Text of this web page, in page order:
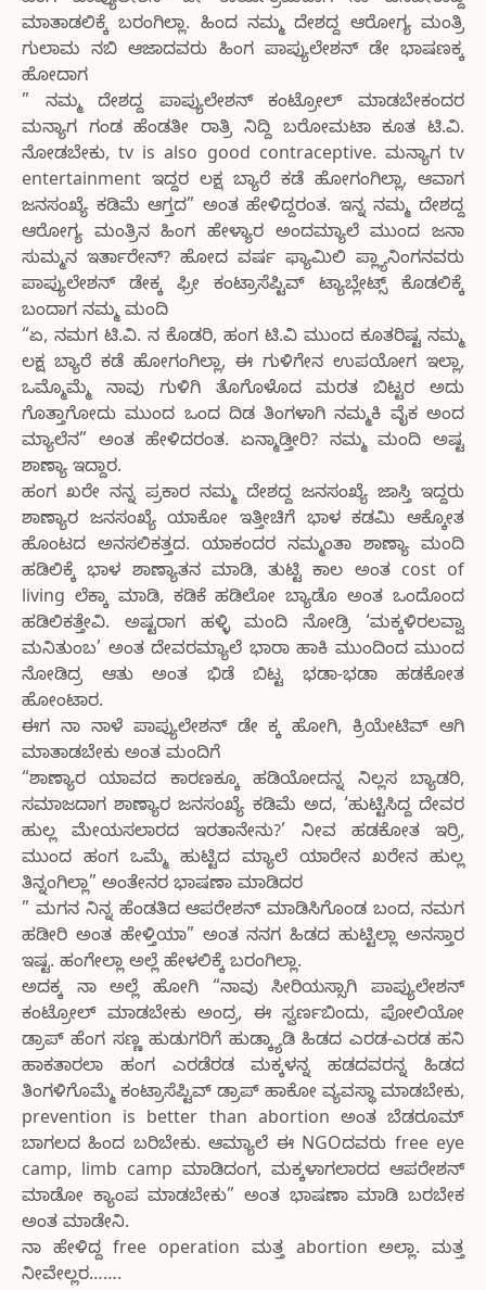
ಮಾತಾಡಲಿಕ್ಕೆ ಬರಂಗಿಲ್ಲಾ. ಹಿಂದ ನಮ್ಮ ದೇಶದ್ದ ಆರೋಗ್ಯ ಮಂತ್ರಿ
ಗುಲಾಮ ನಬಿ ಆಜಾದವರು ಹಿಂಗ ಪಾಪ್ಯುಲೇಶನ್ ಡೇ ಭಾಷಣಕ್ಕ
ಹೋದಾಗ
” ನಮ್ಮ ದೇಶದ್ದ ಪಾಪ್ಯುಲೇಶನ್ ಕಂಟ್ರೋಲ್ ಮಾಡಬೇಕಂದರ
ಮನ್ಯಾಗ ಗಂಡ ಹೆಂಡತೀ ರಾತ್ರಿ ನಿದ್ದಿ ಬರೋಮಟಾ ಕೂತ ಟಿ.ವಿ.
ನೋಡಬೇಕು, tv is also good contraceptive. ಮನ್ಯಾಗ tv
entertainment ಇದ್ದರ ಲಕ್ಷ ಬ್ಯಾರೆ ಕಡೆ ಹೋಗಂಗಿಲ್ಲಾ, ಆವಾಗ
ಜನಸಂಖ್ಯೆ ಕಡಿಮೆ ಆಗ್ತದ” ಅಂತ ಹೇಳಿದ್ದರಂತ. ಇನ್ನ ನಮ್ಮ ದೇಶದ್ದ
ಆರೋಗ್ಯ ಮಂತ್ರಿನ ಹಿಂಗ ಹೇಳ್ಯಾರ ಅಂದಮ್ಯಾಲೆ ಮುಂದ ಜನಾ
ಸುಮ್ಮನ ಇರ್ತಾರೇನ್? ಹೋದ ವರ್ಷ ಫ್ಯಾಮಿಲಿ ಪ್ಲ್ಯಾನಿಂಗನವರು
ಪಾಪ್ಯುಲೇಶನ್ ಡೇಕ್ಕ ಫ್ರೀ ಕಂಟ್ರಾಸೆಪ್ಟಿವ್ ಟ್ಯಾಬ್ಲೇಟ್ಸ್ ಕೊಡಲಿಕ್ಕೆ
ಬಂದಾಗ ನಮ್ಮ ಮಂದಿ
“ಏ, ನಮಗ ಟಿ.ವಿ. ನ ಕೊಡರಿ, ಹಂಗ ಟಿ.ವಿ ಮುಂದ ಕೂತರಿಷ್ಟ ನಮ್ಮ
ಲಕ್ಷ ಬ್ಯಾರೆ ಕಡೆ ಹೋಗಂಗಿಲ್ಲಾ, ಈ ಗುಳಿಗೇನ ಉಪಯೋಗ ಇಲ್ಲಾ,
ಒಮ್ಮೊಮ್ಮೆ ನಾವು ಗುಳಿಗಿ ತೊಗೊಳೊದ ಮರತ ಬಿಟ್ಟರ ಅದು
ಗೊತ್ತಾಗೋದು ಮುಂದ ಒಂದ ದಿಡ ತಿಂಗಳಾಗಿ ನಮ್ಮಕಿ ವೈಕ ಅಂದ
ಮ್ಯಾಲೆನ” ಅಂತ ಹೇಳಿದರಂತ. ಏನ್ಮಾಡ್ತೀರಿ? ನಮ್ಮ ಮಂದಿ ಅಷ್ಟ
ಶಾಣ್ಯಾ ಇದ್ದಾರ.
ಹಂಗ ಖರೇ ನನ್ನ ಪ್ರಕಾರ ನಮ್ಮ ದೇಶದ್ದ ಜನಸಂಖ್ಯೆ ಜಾಸ್ತಿ ಇದ್ದರು
ಶಾಣ್ಯಾರ ಜನಸಂಖ್ಯೆ ಯಾಕೋ ಇತ್ತೀಚಿಗೆ ಭಾಳ ಕಡಮಿ ಆಕ್ಕೋತ
ಹೊಂಟದ ಅನಸಲಿಕತ್ತದ. ಯಾಕಂದರ ನಮ್ಮಂತಾ ಶಾಣ್ಯಾ ಮಂದಿ
ಹಡಿಲಿಕ್ಕೆ ಭಾಳ ಶಾಣ್ಯಾತನ ಮಾಡಿ, ತುಟ್ಟಿ ಕಾಲ ಅಂತ cost of
living ಲೆಕ್ಕಾ ಮಾಡಿ, ಕಡಿಕೆ ಹಡಿಲೋ ಬ್ಯಾಡೊ ಅಂತ ಒಂದೊಂದ
ಹಡಿಲಿಕತ್ತೇವಿ. ಅಷ್ಟರಾಗ ಹಳ್ಳಿ ಮಂದಿ ನೋಡ್ರಿ ‘ಮಕ್ಕಳಿರಲವ್ವಾ
ಮನಿತುಂಬ’ ಅಂತ ದೇವರಮ್ಯಾಲೆ ಭಾರಾ ಹಾಕಿ ಮುಂದಿಂದ ಮುಂದ
ನೋಡಿದ್ರ ಆತು ಅಂತ ಭಿಡೆ ಬಿಟ್ಟ ಭಡಾ-ಭಡಾ ಹಡಕೋತ
ಹೋಂಟಾರ.
ಈಗ ನಾ ನಾಳೆ ಪಾಪ್ಯುಲೇಶನ್ ಡೇ ಕ್ಕ ಹೋಗಿ, ಕ್ರಿಯೇಟಿವ್ ಆಗಿ
ಮಾತಾಡಬೇಕು ಅಂತ ಮಂದಿಗೆ
“ಶಾಣ್ಯಾರ ಯಾವದ ಕಾರಣಕ್ಕೂ ಹಡಿಯೋದನ್ನ ನಿಲ್ಲಸ ಬ್ಯಾಡರಿ,
ಸಮಾಜದಾಗ ಶಾಣ್ಯಾರ ಜನಸಂಖ್ಯೆ ಕಡಿಮೆ ಅದ, ‘ಹುಟ್ಟಿಸಿದ್ದ ದೇವರ
ಹುಲ್ಲ ಮೇಯಸಲಾರದ ಇರತಾನೇನು?’ ನೀವ ಹಡಕೋತ ಇರ್ರಿ,
ಮುಂದ ಹಂಗ ಒಮ್ಮೆ ಹುಟ್ಟಿದ ಮ್ಯಾಲೆ ಯಾರೇನ ಖರೇನ ಹುಲ್ಲ
ತಿನ್ನಂಗಿಲ್ಲಾ” ಅಂತೇನರ ಭಾಷಣಾ ಮಾಡಿದರ
” ಮಗನ ನಿನ್ನ ಹೆಂಡತಿದ ಆಪರೇಶನ್ ಮಾಡಿಸಿಗೊಂಡ ಬಂದ, ನಮಗ
ಹಡೀರಿ ಅಂತ ಹೇಳ್ತಿಯಾ” ಅಂತ ನನಗ ಹಿಡದ ಹುಟ್ಟಿಲ್ಲಾ ಅನಸ್ತಾರ
ಇಷ್ಟ. ಹಂಗೇಲ್ಲಾ ಅಲ್ಲೆ ಹೇಳಲಿಕ್ಕೆ ಬರಂಗಿಲ್ಲಾ.
ಅದಕ್ಕ ನಾ ಅಲ್ಲೆ ಹೋಗಿ “ನಾವು ಸೀರಿಯಸ್ಸಾಗಿ ಪಾಪ್ಯುಲೇಶನ್
ಕಂಟ್ರೋಲ್ ಮಾಡಬೇಕು ಅಂದ್ರ, ಈ ಸ್ವರ್ಣಬಿಂದು, ಪೋಲಿಯೋ
ಡ್ರಾಪ್ ಹೆಂಗ ಸಣ್ಣ ಹುಡುಗರಿಗೆ ಹುಡ್ಕ್ಯಾಡಿ ಹಿಡದ ಎರಡ-ಎರಡ ಹನಿ
ಹಾಕತಾರಲಾ ಹಂಗ ಎರಡೆರಡ ಮಕ್ಕಳನ್ನ ಹಡದವರನ್ನ ಹಿಡದ
ತಿಂಗಳಿಗೊಮ್ಮೆ ಕಂಟ್ರಾಸೆಪ್ಟಿವ್ ಡ್ರಾಪ್ ಹಾಕೋ ವ್ಯವಸ್ಥಾ ಮಾಡಬೇಕು,
prevention is better than abortion ಅಂತ ಬೆಡರೂಮ್
ಬಾಗಲದ ಹಿಂದ ಬರಿಬೇಕು. ಆಮ್ಯಾಲೆ ಈ NGOದವರು free eye
camp, limb camp ಮಾಡಿದಂಗ, ಮಕ್ಕಳಾಗಲಾರದ ಆಪರೇಶನ್
ಮಾಡೋ ಕ್ಯಾಂಪ ಮಾಡಬೇಕು” ಅಂತ ಭಾಷಣಾ ಮಾಡಿ ಬರಬೇಕ
ಅಂತ ಮಾಡೇನಿ.
ನಾ ಹೇಳಿದ್ದ free operation ಮತ್ತ abortion ಅಲ್ಲಾ. ಮತ್ತ
ನೀವೇಲ್ಲರ…….